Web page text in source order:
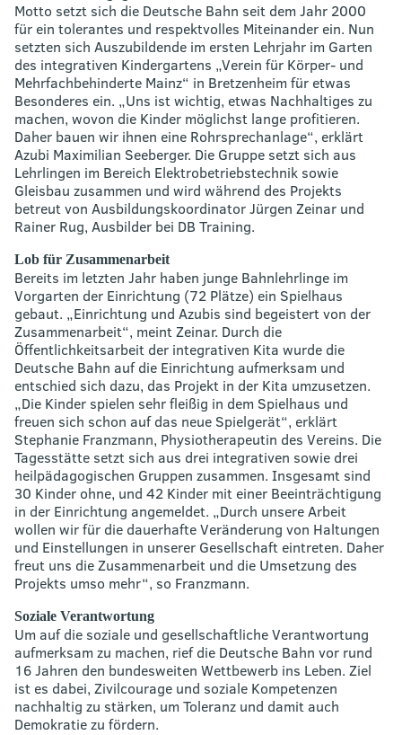
Motto setzt sich die Deutsche Bahn seit dem Jahr 2000
für ein tolerantes und respektvolles Miteinander ein. Nun
setzten sich Auszubildende im ersten Lehrjahr im Garten
des integrativen Kindergartens „Verein für Körper- und
Mehrfachbehinderte Mainz“ in Bretzenheim für etwas
Besonderes ein. „Uns ist wichtig, etwas Nachhaltiges zu
machen, wovon die Kinder möglichst lange profitieren.
Daher bauen wir ihnen eine Rohrsprechanlage“, erklärt
Azubi Maximilian Seeberger. Die Gruppe setzt sich aus
Lehrlingen im Bereich Elektrobetriebstechnik sowie
Gleisbau zusammen und wird während des Projekts
betreut von Ausbildungskoordinator Jürgen Zeinar und
Rainer Rug, Ausbilder bei DB Training.
Lob für Zusammenarbeit
Bereits im letzten Jahr haben junge Bahnlehrlinge im
Vorgarten der Einrichtung (72 Plätze) ein Spielhaus
gebaut. „Einrichtung und Azubis sind begeistert von der
Zusammenarbeit“, meint Zeinar. Durch die
Öffentlichkeitsarbeit der integrativen Kita wurde die
Deutsche Bahn auf die Einrichtung aufmerksam und
entschied sich dazu, das Projekt in der Kita umzusetzen.
„Die Kinder spielen sehr fleißig in dem Spielhaus und
freuen sich schon auf das neue Spielgerät“, erklärt
Stephanie Franzmann, Physiotherapeutin des Vereins. Die
Tagesstätte setzt sich aus drei integrativen sowie drei
heilpädagogischen Gruppen zusammen. Insgesamt sind
30 Kinder ohne, und 42 Kinder mit einer Beeinträchtigung
in der Einrichtung angemeldet. „Durch unsere Arbeit
wollen wir für die dauerhafte Veränderung von Haltungen
und Einstellungen in unserer Gesellschaft eintreten. Daher
freut uns die Zusammenarbeit und die Umsetzung des
Projekts umso mehr“, so Franzmann.
Soziale Verantwortung
Um auf die soziale und gesellschaftliche Verantwortung
aufmerksam zu machen, rief die Deutsche Bahn vor rund
16 Jahren den bundesweiten Wettbewerb ins Leben. Ziel
ist es dabei, Zivilcourage und soziale Kompetenzen
nachhaltig zu stärken, um Toleranz und damit auch
Demokratie zu fördern.